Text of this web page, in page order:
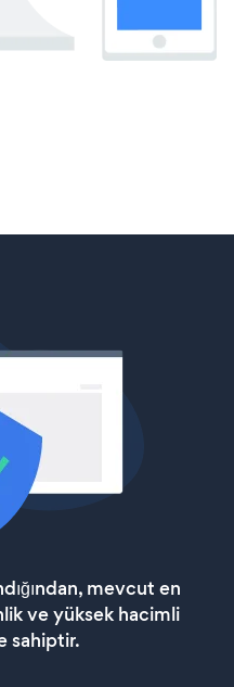
mevcut en
ve yüksek hacimli
sahiptir.